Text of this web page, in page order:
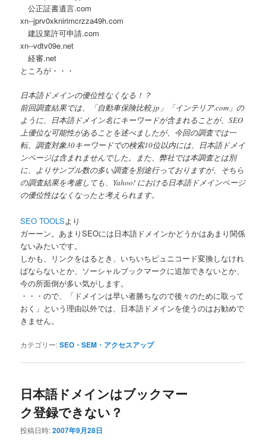
公正証書遺言.com
xn--jprv0xknirimcrzza49h.com
建設業許可申請.com
xn--vdtv09e.net
経審.net
ところが・・・
日本語ドメインの優位性なくなる！？
前回調査結果では、「自動車保険比較.jp」「インテリア.com」の
ように、日本語ドメイン名にキーワードが含まれることが、SEO
上優位な可能性があることを述べましたが、今回の調査では一
転、調査対象30キーワードでの検索10位以内には、日本語ドメイ
ンページは含まれませんでした。また、弊社では本調査とは別
に、よりサンプル数の多い調査を別途行っておりますが、そちら
の調査結果を考慮しても、Yahoo! における日本語ドメインページ
の優位性はなくなったと考えられます。
SEO TOOLSより
ガーーン。あまりSEOには日本語ドメインかどうかはあまり関係
ないみたいです。
しかも、リンクをはるとき、いちいちピュニコード変換しなけれ
ばならないとか、ソーシャルブックマークに追加できないとか、
今の所面倒が多い気がします。
・・・ので、「ドメインは早い者勝ちなので後々のために取って
おく」という理由以外では、日本語ドメインを使うのはお勧めで
きません。
カテゴリー:SEO・SEM・アクセスアップ
日本語ドメインはブックマー
ク登録できない？
投稿日時:2007年9月28日